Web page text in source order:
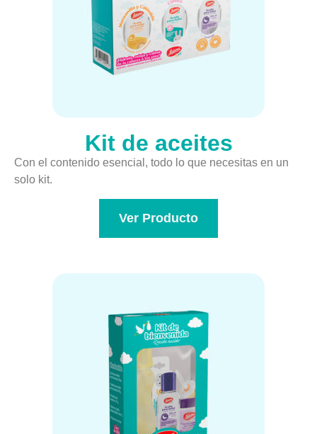
Kit de aceites
Con el contenido esencial, todo lo que necesitas en un
solo kit.
Ver Producto